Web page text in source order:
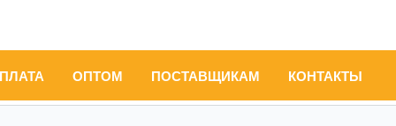
ОПТОМ ПОСТАВЩИКАМ КОНТАКТЫ